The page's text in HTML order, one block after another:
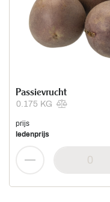
0.175 KG
Passievrucht
prijs
ledenprijs